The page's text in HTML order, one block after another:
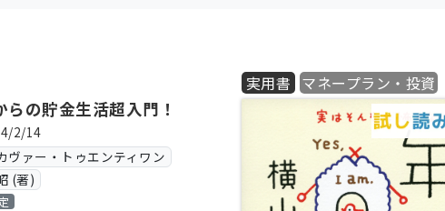
らの貯金生活超入門！
2/14
ヴァー・トゥエンティワン
(著)
実用書 マネープラン・投資